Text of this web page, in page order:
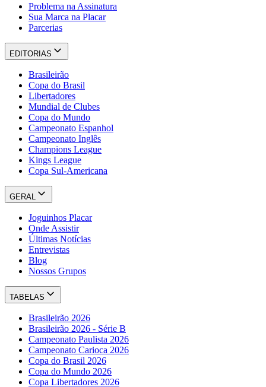
Problema na Assinatura
Sua Marca na Placar
Parcerias
EDITORIAS
Brasileirão
Copa do Brasil
Libertadores
Mundial de Clubes
Copa do Mundo
Campeonato Espanhol
Campeonato Inglês
Champions League
Kings League
Copa Sul-Americana
GERAL
Joguinhos Placar
Onde Assistir
Últimas Notícias
Entrevistas
Blog
Nossos Grupos
TABELAS
Brasileirão 2026
Brasileirão 2026 - Série B
Campeonato Paulista 2026
Campeonato Carioca 2026
Copa do Brasil 2026
Copa do Mundo 2026
Copa Libertadores 2026